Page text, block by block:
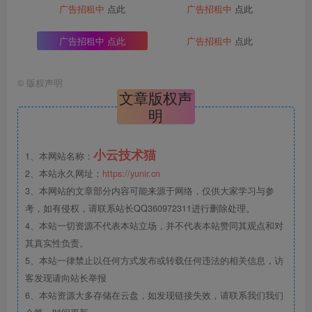
广告招租中 点此 广告招租中 点此
广告招租中 点此 广告招租中 点此
© 版权声明
文章版权声
明
1、本网站名称： 小云技术猫
2、本站永久网址： https://yunir.cn
3、本网站的文章部分内容可能来源于网络，仅供大家学习与参
考，如有侵权，请联系站长QQ360972311进行删除处理。
4、本站一切资源不代表本站立场，并不代表本站赞同其观点和对
其真实性负责。
5、本站一律禁止以任何方式发布或转载任何违法的相关信息，访
客发现请向站长举报
6、本站资源大多存储在云盘，如发现链接失效，请联系我们我们